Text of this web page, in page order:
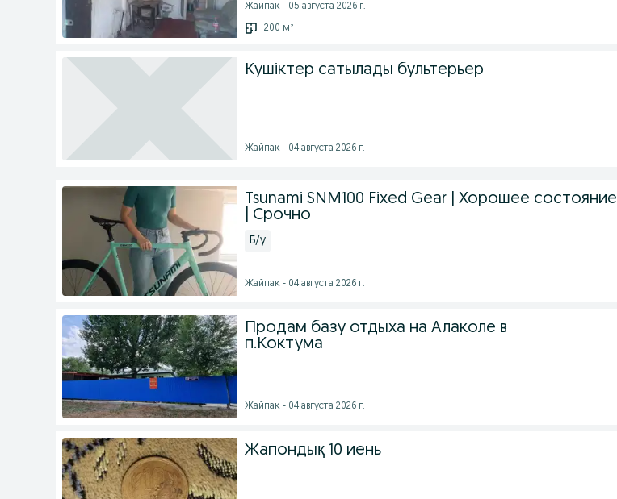
Жайпак - 05 августа 2026 г.
200 м²
Кушіктер сатылады бультерьер
Жайпак - 04 августа 2026 г.
Tsunami SNM100 Fixed Gear | Хорошее состояние
| Срочно
Б/у
Жайпак - 04 августа 2026 г.
Продам базу отдыха на Алаколе в
п.Коктума
Жайпак - 04 августа 2026 г.
Жапондық 10 иень